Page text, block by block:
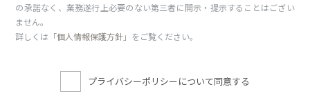
の承諾なく、業務遂行上必要のない第三者に開示・提示することはござい
ません。
詳しくは「個人情報保護方針」をご覧ください。
プライバシーポリシーについて同意する